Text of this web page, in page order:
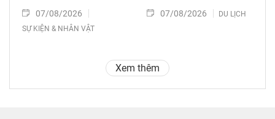
07/08/2026
SỰ KIỆN & NHÂN VẬT
07/08/2026 DU LỊCH
Xem thêm